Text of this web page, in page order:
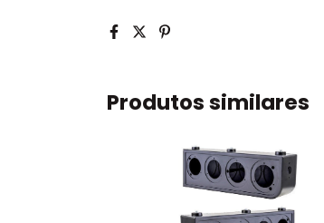
Produtos similares